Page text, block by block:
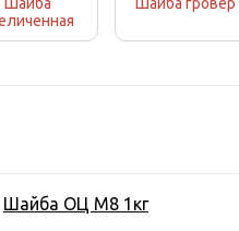
Шайба ОЦ М8 1кг